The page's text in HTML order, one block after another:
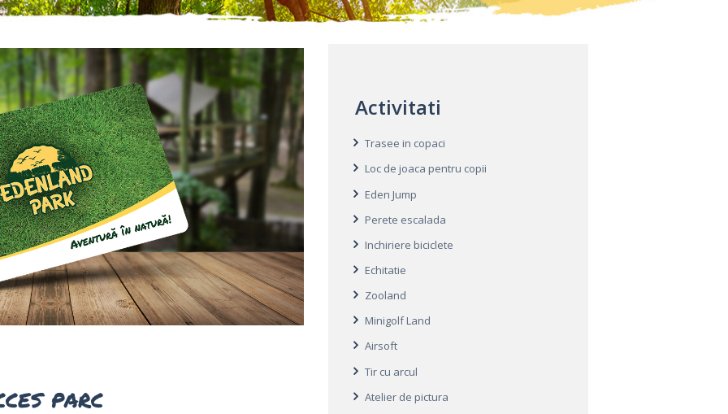
parc
Activitati
Trasee in copaci
Loc de joaca pentru copii
Eden Jump
Perete escalada
Inchiriere biciclete
Echitatie
Zooland
Minigolf Land
Airsoft
Tir cu arcul
Atelier de pictura